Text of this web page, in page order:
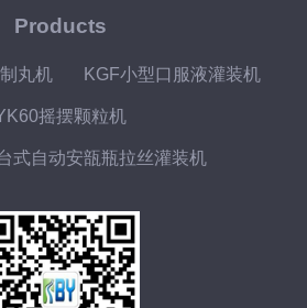
Products
丸机 KGF小型口服液灌装机
摇摆颗粒机
式自动安瓿瓶拉丝灌装机